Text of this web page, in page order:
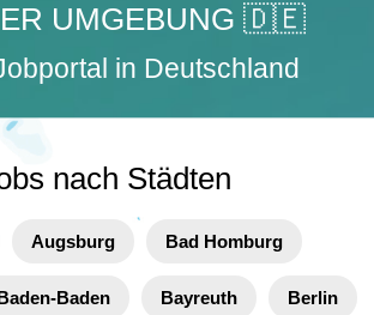
UMGEBUNG 🇩🇪
in Deutschland
nach Städten
Augsburg Bad Homburg
Baden Bayreuth Berlin